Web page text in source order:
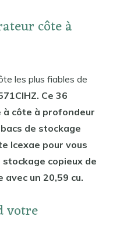
côte à
les plus fiables de
Ce 36
côte à profondeur
de stockage
Icexae pour vous
stockage copieux de
un 20,59 cu.
votre